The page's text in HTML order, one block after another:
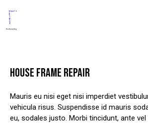
HOUSE FRAME REPAIR
Mauris eu nisi eget nisi imperdiet
vehicula risus. Suspendisse id mauris
eu, sodales justo. Morbi tincidunt, ante